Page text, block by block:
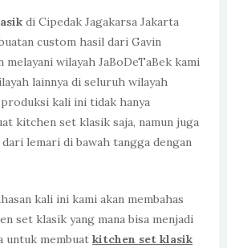
di Cipedak Jagakarsa Jakarta
custom hasil dari Gavin
wilayah JaBoDeTaBek kami
lainnya di seluruh wilayah
produksi kali ini tidak hanya
kitchen set klasik saja, namun juga
lemari di bawah tangga dengan
kali ini kami akan membahas
set klasik yang mana bisa menjadi
untuk membuat kitchen set klasik